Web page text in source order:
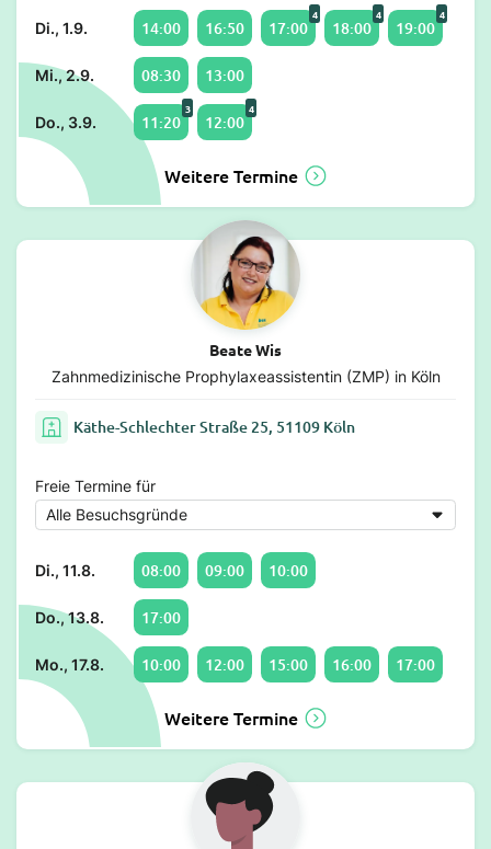
Di., 1.9. 14:00 16:50 17:00
4
18:00
4
19:00
4
Mi., 2.9. 08:30 13:00
Do., 3.9. 11:20
3
12:00
4
Weitere Termine
Beate Wis
Zahnmedizinische Prophylaxeassistentin (ZMP) in Köln
Käthe-Schlechter Straße 25, 51109 Köln
Freie Termine für
Di., 11.8. 08:00 09:00 10:00
Do., 13.8. 17:00
Mo., 17.8. 10:00 12:00 15:00 16:00 17:00
Weitere Termine